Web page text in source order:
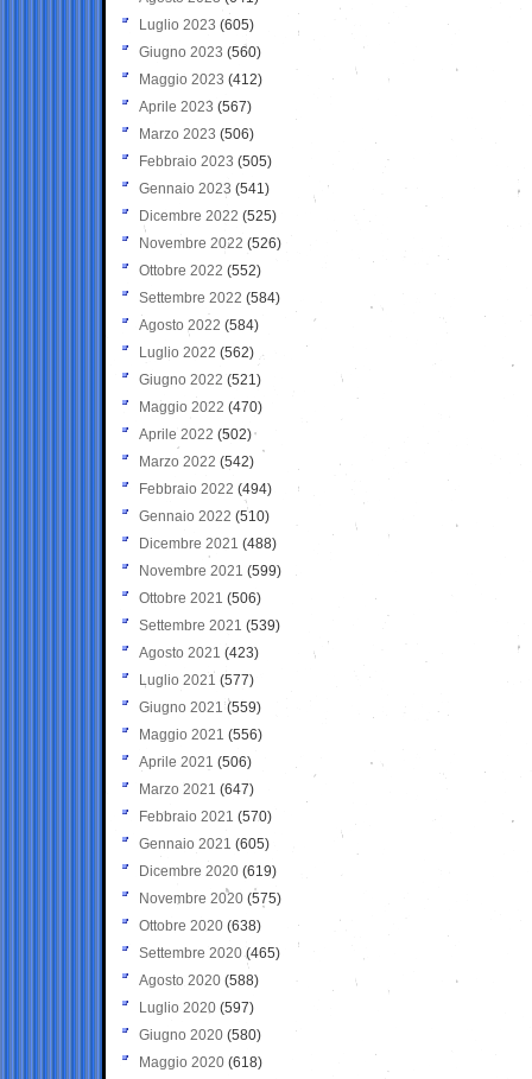
Luglio 2023 (605)
Giugno 2023 (560)
Maggio 2023 (412)
Aprile 2023 (567)
Marzo 2023 (506)
Febbraio 2023 (505)
Gennaio 2023 (541)
Dicembre 2022 (525)
Novembre 2022 (526)
Ottobre 2022 (552)
Settembre 2022 (584)
Agosto 2022 (584)
Luglio 2022 (562)
Giugno 2022 (521)
Maggio 2022 (470)
Aprile 2022 (502)
Marzo 2022 (542)
Febbraio 2022 (494)
Gennaio 2022 (510)
Dicembre 2021 (488)
Novembre 2021 (599)
Ottobre 2021 (506)
Settembre 2021 (539)
Agosto 2021 (423)
Luglio 2021 (577)
Giugno 2021(559)
Maggio 2021 (556)
Aprile 2021 (506)
Marzo 2021 (647)
Febbraio 2021 (570)
Gennaio 2021 (605)
Dicembre 2020 (619)
Novembre 2020 (575)
Ottobre 2020 (638)
Settembre 2020(465)
Agosto 2020 (588)
Luglio 2020 (597)
Giugno 2020 (580)
Maggio 2020 (618)